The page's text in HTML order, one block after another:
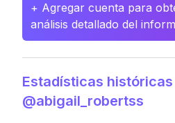
+ Agregar cuenta para
análisis detallado del
Estadísticas históricas
@abigail_robertss